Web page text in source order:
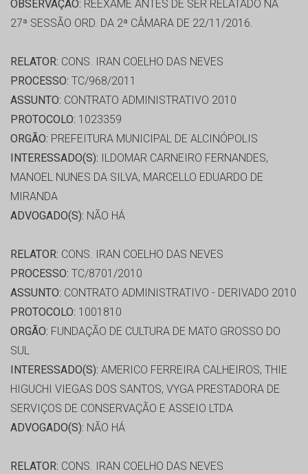
OBSERVAÇÃO: REEXAME ANTES DE SER RELATADO NA
27ª SESSÃO ORD. DA 2ª CÂMARA DE 22/11/2016.
RELATOR: CONS. IRAN COELHO DAS NEVES
PROCESSO: TC/968/2011
ASSUNTO: CONTRATO ADMINISTRATIVO 2010
PROTOCOLO: 1023359
ORGÃO: PREFEITURA MUNICIPAL DE ALCINÓPOLIS
INTERESSADO(S): ILDOMAR CARNEIRO FERNANDES,
MANOEL NUNES DA SILVA, MARCELLO EDUARDO DE
MIRANDA
ADVOGADO(S): NÃO HÁ
RELATOR: CONS. IRAN COELHO DAS NEVES
PROCESSO: TC/8701/2010
ASSUNTO: CONTRATO ADMINISTRATIVO - DERIVADO 2010
PROTOCOLO: 1001810
ORGÃO: FUNDAÇÃO DE CULTURA DE MATO GROSSO DO
SUL
INTERESSADO(S): AMERICO FERREIRA CALHEIROS, THIE
HIGUCHI VIEGAS DOS SANTOS, VYGA PRESTADORA DE
SERVIÇOS DE CONSERVAÇÃO E ASSEIO LTDA
ADVOGADO(S): NÃO HÁ
RELATOR: CONS. IRAN COELHO DAS NEVES